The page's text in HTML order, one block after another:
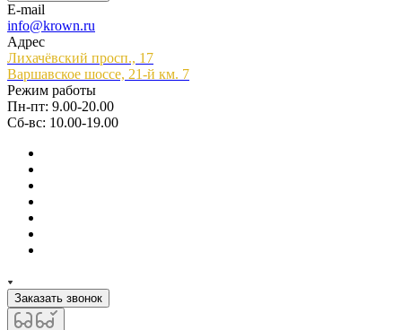
E-mail
info@krown.ru
Адрес
Лихачёвский просп., 17
Варшавское шоссе, 21-й км. 7
Режим работы
Пн-пт: 9.00-20.00
Сб-вс: 10.00-19.00
Заказать звонок